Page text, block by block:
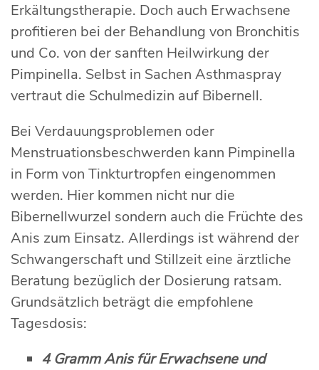
Erkältungstherapie. Doch auch Erwachsene
profitieren bei der Behandlung von Bronchitis
und Co. von der sanften Heilwirkung der
Pimpinella. Selbst in Sachen Asthmaspray
vertraut die Schulmedizin auf Bibernell.
Bei Verdauungsproblemen oder
Menstruationsbeschwerden kann Pimpinella
in Form von Tinkturtropfen eingenommen
werden. Hier kommen nicht nur die
Bibernellwurzel sondern auch die Früchte des
Anis zum Einsatz. Allerdings ist während der
Schwangerschaft und Stillzeit eine ärztliche
Beratung bezüglich der Dosierung ratsam.
Grundsätzlich beträgt die empfohlene
Tagesdosis:
4 Gramm Anis für Erwachsene und